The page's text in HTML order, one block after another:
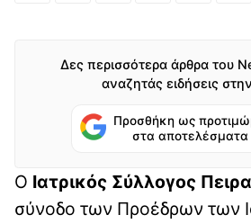
Δες περισσότερα άρθρα του
αναζητάς ειδήσεις
Προσθήκη ως
στα αποτελέσματα
Ο Ιατρικός Σύλλογος
σύνοδο των Προέδρων των